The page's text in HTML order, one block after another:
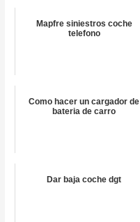
Mapfre siniestros coche
telefono
Como hacer un cargador de
bateria de carro
Dar baja coche dgt